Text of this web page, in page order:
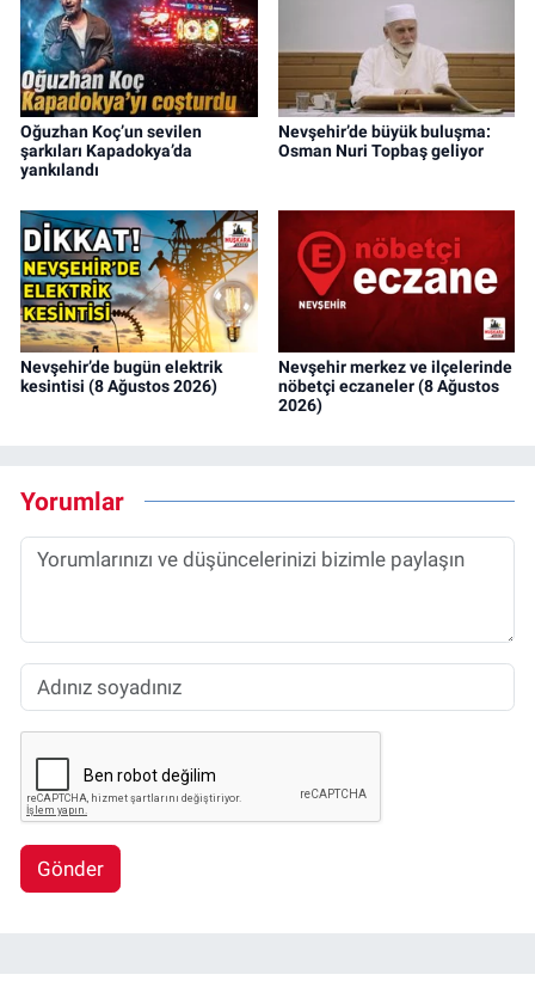
Oğuzhan Koç’un sevilen
şarkıları Kapadokya’da
yankılandı
Nevşehir’de büyük buluşma:
Osman Nuri Topbaş geliyor
Nevşehir’de bugün elektrik
kesintisi (8 Ağustos 2026)
Nevşehir merkez ve ilçelerinde
nöbetçi eczaneler (8 Ağustos
2026)
Yorumlar
Gönder